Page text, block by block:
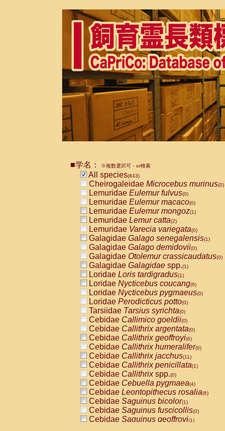
■学名： ※複数選択可・or検索
All species(843)
Cheirogaleidae Microcebus murinus(0)
Lemuridae Eulemur fulvus(0)
Lemuridae Eulemur macaco(0)
Lemuridae Eulemur mongoz(1)
Lemuridae Lemur catta(2)
Lemuridae Varecia variegata(0)
Galagidae Galago senegalensis(1)
Galagidae Galago demidovii(0)
Galagidae Otolemur crassicaudatus(0)
Galagidae Galagidae spp.(1)
Loridae Loris tardigradus(1)
Loridae Nycticebus coucang(6)
Loridae Nycticebus pygmaeus(0)
Loridae Perodicticus potto(0)
Tarsiidae Tarsius syrichta(0)
Cebidae Callimico goeldii(0)
Cebidae Callithrix argentata(0)
Cebidae Callithrix geoffroyi(6)
Cebidae Callithrix humeralifer(0)
Cebidae Callithrix jacchus(11)
Cebidae Callithrix penicillata(1)
Cebidae Callithrixspp.(0)
Cebidae Cebuella pygmaea(4)
Cebidae Leontopithecus rosalia(6)
Cebidae Saguinus bicolor(1)
Cebidae Saguinus fuscicollis(0)
Cebidae Saguinus geoffroyi(1)